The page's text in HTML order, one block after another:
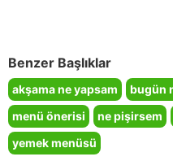
Benzer Başlıklar
akşama ne yapsam bugün
menü önerisi
ne pişirsem
yemek menüsü